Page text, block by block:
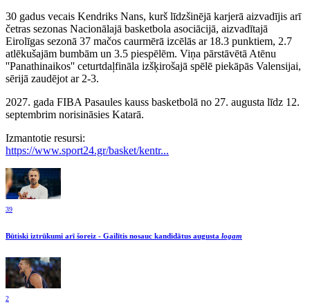
30 gadus vecais Kendriks Nans, kurš līdzšinējā karjerā aizvadījis arī
četras sezonas Nacionālajā basketbola asociācijā, aizvadītajā
Eirolīgas sezonā 37 mačos caurmērā izcēlās ar 18.3 punktiem, 2.7
atlēkušajām bumbām un 3.5 piespēlēm. Viņa pārstāvētā Atēnu
''Panathinaikos'' ceturtdaļfināla izšķirošajā spēlē piekāpās Valensijai,
sērijā zaudējot ar 2-3.
2027. gada FIBA Pasaules kauss basketbolā no 27. augusta līdz 12.
septembrim norisināsies Katarā.
Izmantotie resursi:
https://www.sport24.gr/basket/kentr...
39
Būtiski iztrūkumi arī šoreiz - Gailītis nosauc kandidātus augusta logam
2